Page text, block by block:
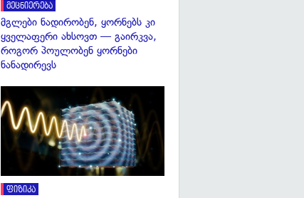
მეცნიერება
მგლები ნადირობენ, ყორნებს კი
ყველაფერი ახსოვთ — გაირკვა,
როგორ პოულობენ ყორნები
ნანადირევს
ფიზიკა